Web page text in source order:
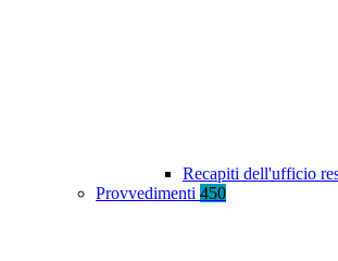
Recapiti dell'ufficio
Provvedimenti 450